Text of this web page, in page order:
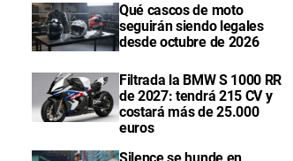
Qué cascos de moto
seguirán siendo legales
desde octubre de 2026
Filtrada la BMW S 1000 RR
de 2027: tendrá 215 CV y
costará más de 25.000
euros